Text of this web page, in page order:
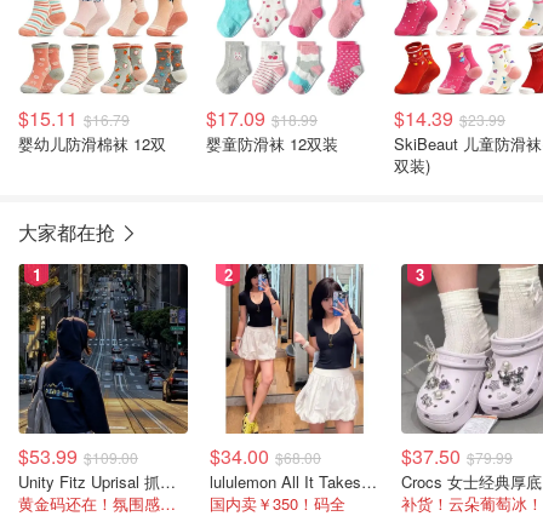
$15.11 $16.79
婴幼儿防滑棉袜 12双
$17.09 $18.99
婴童防滑袜 12双装
$14.39 $23.99
SkiBeaut 儿童防滑
双装)
大家都在抢
1
$53.99 $109.00
Unity Fitz Uprisal 抓绒卫衣
黄金码还在！氛围感之神
2
$34.00 $68.00
lululemon All It Takes Nulu 罗纹V领短袖T恤
国内卖￥350！码全
3
$37.50 $79.99
补货！云朵葡萄冰！